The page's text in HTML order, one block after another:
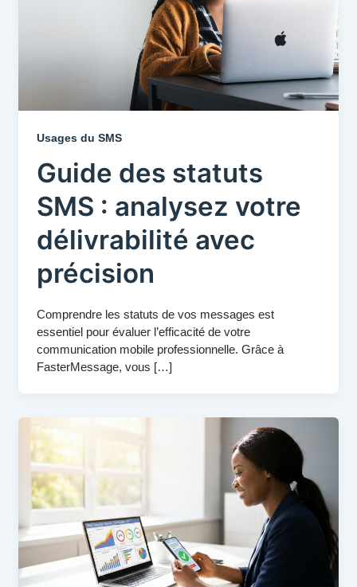
Usages du SMS
Guide des statuts
SMS : analysez votre
délivrabilité avec
précision
Comprendre les statuts de vos messages est
essentiel pour évaluer l’efficacité de votre
communication mobile professionnelle. Grâce à
FasterMessage, vous […]